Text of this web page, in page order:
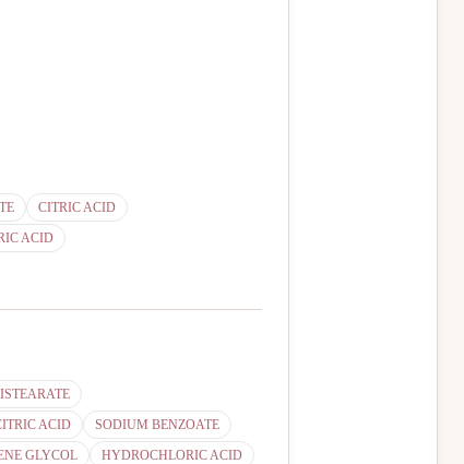
CITRIC ACID
ACID
ACID
SODIUM BENZOATE
GLYCOL
HYDROCHLORIC ACID